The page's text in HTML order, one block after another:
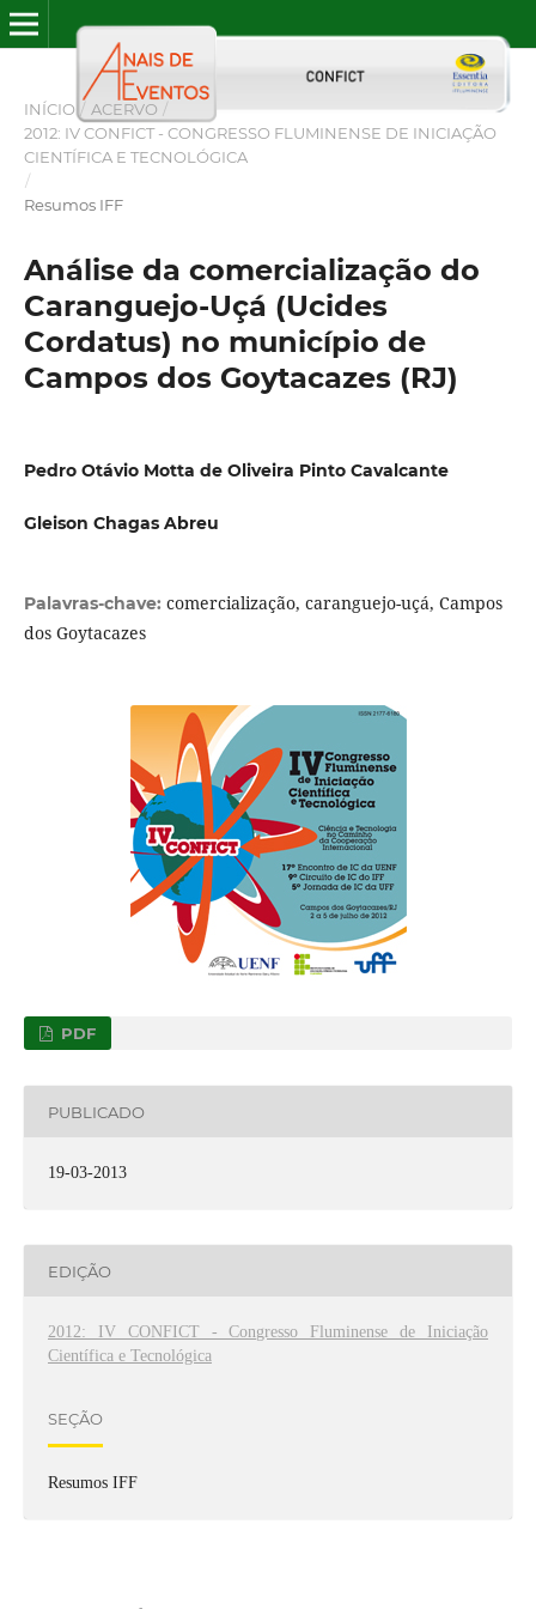
INÍCIO / ACERVO /
2012: IV CONFICT - CONGRESSO FLUMINENSE DE INICIAÇÃO
CIENTÍFICA E TECNOLÓGICA
/
Resumos IFF
Análise da comercialização do
Caranguejo-Uçá (Ucides
Cordatus) no município de
Campos dos Goytacazes (RJ)
Pedro Otávio Motta de Oliveira Pinto Cavalcante
Gleison Chagas Abreu
Palavras-chave: comercialização, caranguejo-uçá, Campos
dos Goytacazes
PDF
PUBLICADO
19-03-2013
EDIÇÃO
2012: IV CONFICT - Congresso Fluminense de Iniciação
Científica e Tecnológica
SEÇÃO
Resumos IFF